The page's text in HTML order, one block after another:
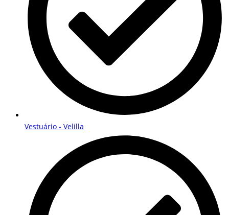
Vestuário - Velilla